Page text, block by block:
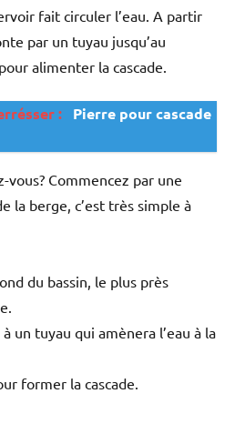
fait circuler l’eau. A partir
par un tuyau jusqu’au
alimenter la cascade.
:
Pierre pour cascade
vous? Commencez par une
la berge, c’est très simple à
du bassin, le plus près
un tuyau qui amènera l’eau à la
former la cascade.